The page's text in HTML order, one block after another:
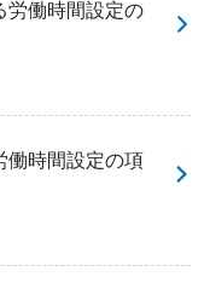
労働時間設定の
働時間設定の項